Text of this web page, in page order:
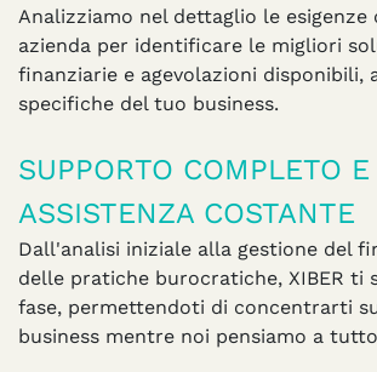
Analizziamo nel dettaglio le esigenze
azienda per identificare le migliori
finanziarie e agevolazioni disponibili,
specifiche del tuo business.
SUPPORTO COMPLETO E
ASSISTENZA COSTANTE
Dall'analisi iniziale alla gestione del
delle pratiche burocratiche, XIBER ti
fase, permettendoti di concentrarti
business mentre noi pensiamo a